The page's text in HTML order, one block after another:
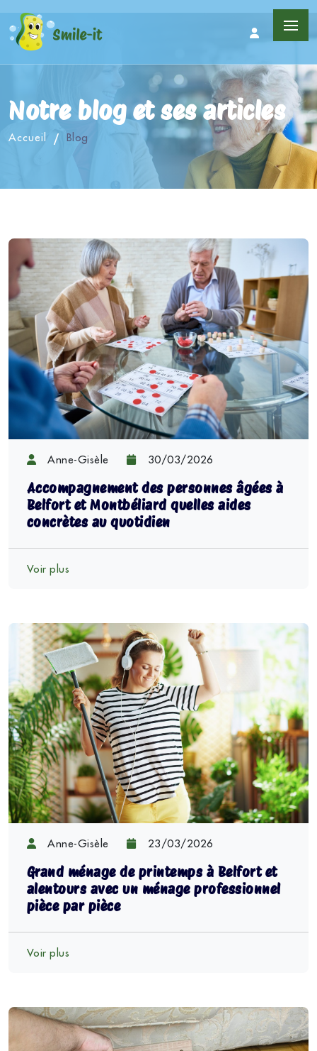
Notre blog et ses articles
Accueil Blog
Anne-Gisèle 30/03/2026
Accompagnement des personnes âgées à
Belfort et Montbéliard quelles aides
concrètes au quotidien
Voir plus
Anne-Gisèle 23/03/2026
Grand ménage de printemps à Belfort et
alentours avec un ménage professionnel
pièce par pièce
Voir plus